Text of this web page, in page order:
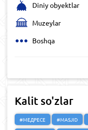
Diniy obyektlar
Muzeylar
Boshqa
Kalit so'zlar
#МЕДРЕСЕ #MASJID